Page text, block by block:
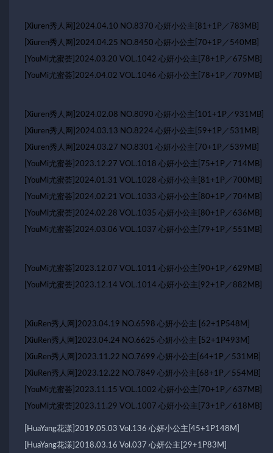
[Xiuren秀人网]2024.04.10 NO.8370 心妍小公主[81+1P／783MB]
[Xiuren秀人网]2024.04.25 NO.8450 心妍小公主[70+1P／540MB]
[YouMi尤蜜荟]2024.03.20 VOL.1042 心妍小公主[78+1P／675MB]
[YouMi尤蜜荟]2024.04.02 VOL.1046 心妍小公主[78+1P／709MB]
[Xiuren秀人网]2024.02.08 NO.8090 心妍小公主[101+1P／931MB]
[Xiuren秀人网]2024.03.13 NO.8224 心妍小公主[59+1P／531MB]
[Xiuren秀人网]2024.03.27 NO.8301 心妍小公主[70+1P／539MB]
[YouMi尤蜜荟]2023.12.27 VOL.1018 心妍小公主[75+1P／714MB]
[YouMi尤蜜荟]2024.01.31 VOL.1028 心妍小公主[81+1P／700MB]
[YouMi尤蜜荟]2024.02.21 VOL.1033 心妍小公主[80+1P／704MB]
[YouMi尤蜜荟]2024.02.28 VOL.1035 心妍小公主[80+1P／636MB]
[YouMi尤蜜荟]2024.03.06 VOL.1037 心妍小公主[79+1P／551MB]
[YouMi尤蜜荟]2023.12.07 VOL.1011 心妍小公主[90+1P／629MB]
[YouMi尤蜜荟]2023.12.14 VOL.1014 心妍小公主[92+1P／882MB]
[XiuRen秀人网]2023.04.19 NO.6598 心妍小公主 [62+1P548M]
[XiuRen秀人网]2023.04.24 NO.6625 心妍小公主 [52+1P493M]
[XiuRen秀人网]2023.11.22 NO.7699 心妍小公主[64+1P／531MB]
[XiuRen秀人网]2023.12.22 NO.7849 心妍小公主[68+1P／554MB]
[YouMi尤蜜荟]2023.11.15 VOL.1002 心妍小公主[70+1P／637MB]
[YouMi尤蜜荟]2023.11.29 VOL.1007 心妍小公主[73+1P／618MB]
[HuaYang花漾]2019.05.03 Vol.136 心妍小公主[45+1P148M]
[HuaYang花漾]2018.03.16 Vol.037 心妍公主[29+1P83M]